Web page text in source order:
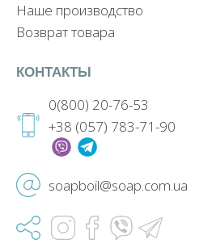
Наше производство
Возврат товара
КОНТАКТЫ
0(800) 20-76-53
+38 (057) 783-71-90
soapboil@soap.com.ua